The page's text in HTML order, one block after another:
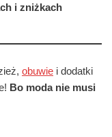
i zniżkach
obuwie i dodatki
Bo moda nie musi